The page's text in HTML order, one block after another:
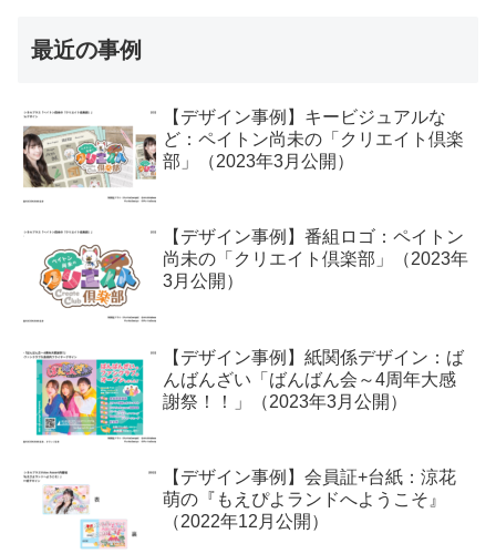
最近の事例
【デザイン事例】キービジュアルな
ど：ペイトン尚未の「クリエイト倶楽
部」（2023年3月公開）
【デザイン事例】番組ロゴ：ペイトン
尚未の「クリエイト倶楽部」（2023年
3月公開）
【デザイン事例】紙関係デザイン：ば
んばんざい「ばんばん会～4周年大感
謝祭！！」（2023年3月公開）
【デザイン事例】会員証+台紙：涼花
萌の『もえぴよランドへようこそ』
（2022年12月公開）